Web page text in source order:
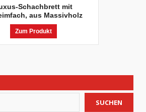
Schachbrett mit
aus Massivholz
Zum Produkt
SUCHEN